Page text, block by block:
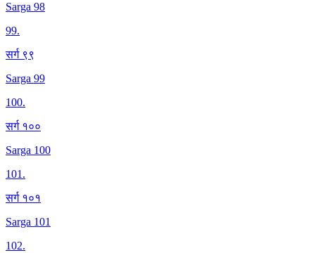
Sarga 98
99.
सर्ग ९९
Sarga 99
100.
सर्ग १००
Sarga 100
101.
सर्ग १०१
Sarga 101
102.